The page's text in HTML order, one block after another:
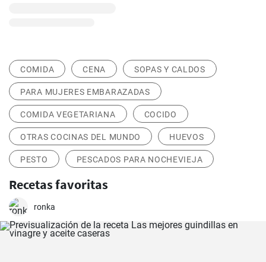
COMIDA CENA SOPAS Y CALDOS
PARA MUJERES EMBARAZADAS
COMIDA VEGETARIANA COCIDO
OTRAS COCINAS DEL MUNDO HUEVOS
PESTO PESCADOS PARA NOCHEVIEJA
Recetas favoritas
ronka